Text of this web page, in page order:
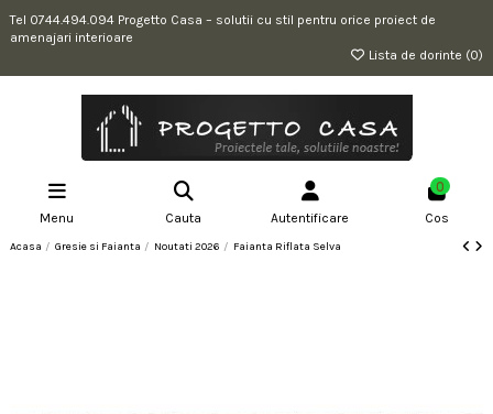
Tel 0744.494.094 Progetto Casa – solutii cu stil pentru orice proiect de
amenajari interioare
Lista de dorinte (0)
Menu Cauta Autentificare
0
Cos
Acasa Gresie si Faianta Noutati 2026 Faianta Riflata Selva